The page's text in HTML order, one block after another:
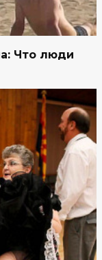
Что люди